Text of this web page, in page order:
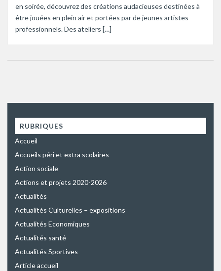
en soirée, découvrez des créations audacieuses destinées à
être jouées en plein air et portées par de jeunes artistes
professionnels. Des ateliers […]
RUBRIQUES
Accueil
Accueils péri et extra scolaires
Action sociale
Actions et projets 2020-2026
Actualités
Actualités Culturelles – expositions
Actualités Economiques
Actualités santé
Actualités Sportives
Article accueil